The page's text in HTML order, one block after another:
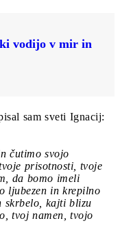
vodijo v mir in
sam sveti Ignacij:
čutimo svojo
prisotnosti, tvoje
da bomo imeli
ljubezen in krepilno
skrbelo, kajti blizu
tvoj namen, tvojo